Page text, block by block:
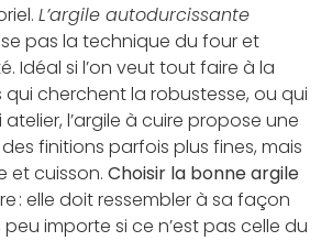
L’argile autodurcissante
pas la technique du four et
Idéal si l’on veut tout faire à la
qui cherchent la robustesse, ou qui
l’argile à cuire propose une
finitions parfois plus fines, mais
et cuisson. Choisir la bonne argile
: elle doit ressembler à sa façon
peu importe si ce n’est pas celle du